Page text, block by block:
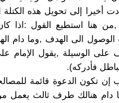
أخيرا إلى تحويل هذه
,من هنا استطيع القول :اذا
الوصول الى الهدف ,وما دام
على الوسيلة ,يقول
فأدركه).
إن تكون الدعوة قائمة
دام هنالك طرف ثالث يعمل